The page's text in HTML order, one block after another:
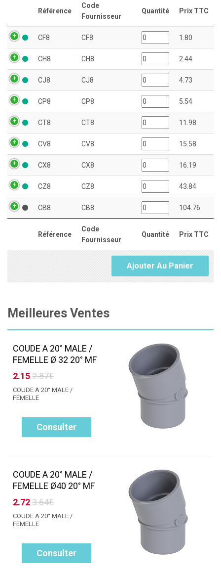
Référence
Code
Fournisseur
Quantité Prix TTC
Référence
Code
Fournisseur
Quantité Prix TTC
CF8 CF8 1.80
CH8 CH8 2.44
CJ8 CJ8 4.73
CP8 CP8 5.54
CT8 CT8 11.98
CV8 CV8 15.58
CX8 CX8 16.19
CZ8 CZ8 43.84
CB8 CB8 104.76
Ajouter Au Panier
Meilleures Ventes
COUDE A 20° MALE /
FEMELLE Ø 32 20° MF
2.152.87€
COUDE A 20° MALE /
FEMELLE
Consulter
COUDE A 20° MALE /
FEMELLE Ø40 20° MF
2.723.64€
COUDE A 20° MALE /
FEMELLE
Consulter